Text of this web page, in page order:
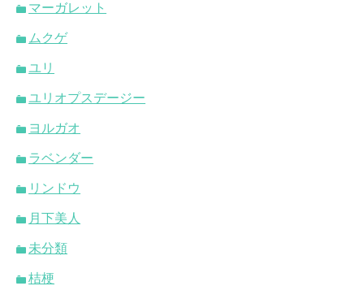
マーガレット
ムクゲ
ユリ
ユリオプスデージー
ヨルガオ
ラベンダー
リンドウ
月下美人
未分類
桔梗